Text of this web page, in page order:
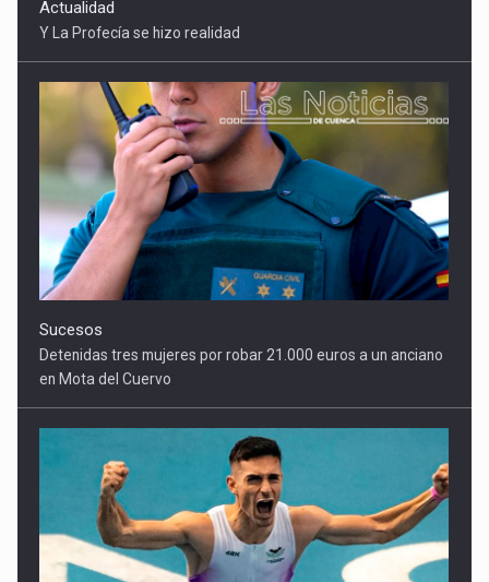
Sucesos
Detenidas tres mujeres por robar 21.000 euros a un anciano